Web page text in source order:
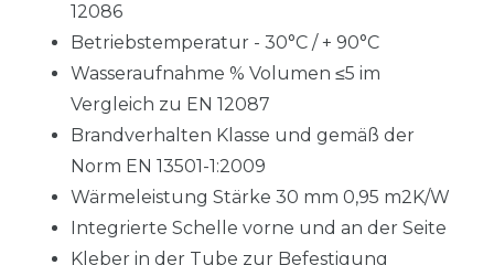
12086
Betriebstemperatur - 30°C / + 90°C
Wasseraufnahme % Volumen ≤5 im
Vergleich zu EN 12087
Brandverhalten Klasse und gemäß der
Norm EN 13501-1:2009
Wärmeleistung Stärke 30 mm 0,95 m2K/W
Integrierte Schelle vorne und an der Seite
Kleber in der Tube zur Befestigung